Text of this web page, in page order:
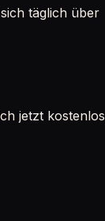
täglich über
jetzt kostenlos